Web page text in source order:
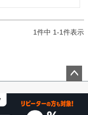
1件中 1-1件表示
ップ